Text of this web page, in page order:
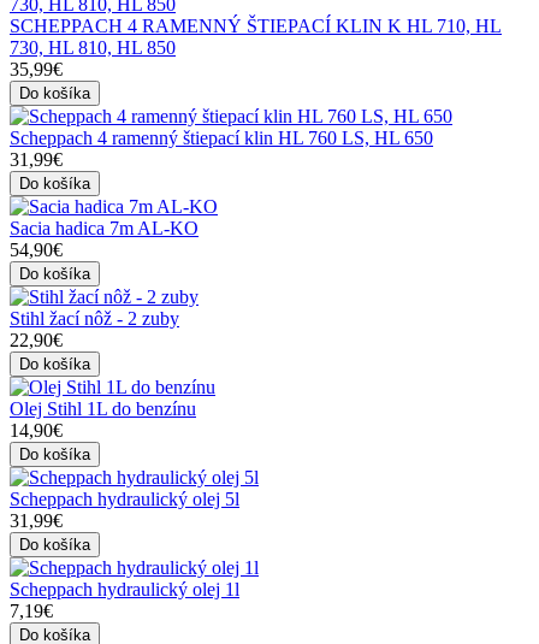
SCHEPPACH 4 RAMENNÝ ŠTIEPACÍ KLIN K HL 710, HL
730, HL 810, HL 850
35,99€
Do košíka
Scheppach 4 ramenný štiepací klin HL 760 LS, HL 650
31,99€
Do košíka
Sacia hadica 7m AL-KO
54,90€
Do košíka
Stihl žací nôž - 2 zuby
22,90€
Do košíka
Olej Stihl 1L do benzínu
14,90€
Do košíka
Scheppach hydraulický olej 5l
31,99€
Do košíka
Scheppach hydraulický olej 1l
7,19€
Do košíka